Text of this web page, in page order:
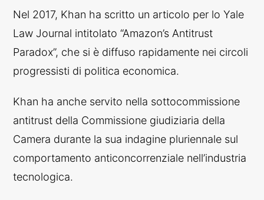
Nel 2017, Khan ha scritto un articolo per lo Yale
Law Journal intitolato “Amazon’s Antitrust
Paradox”, che si è diffuso rapidamente nei circoli
progressisti di politica economica.
Khan ha anche servito nella sottocommissione
antitrust della Commissione giudiziaria della
Camera durante la sua indagine pluriennale sul
comportamento anticoncorrenziale nell’industria
tecnologica.